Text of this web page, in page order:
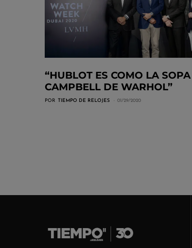
“HUBLOT ES COMO LA SOPA
CAMPBELL DE WARHOL”
POR TIEMPO DE RELOJES 01/29/2020